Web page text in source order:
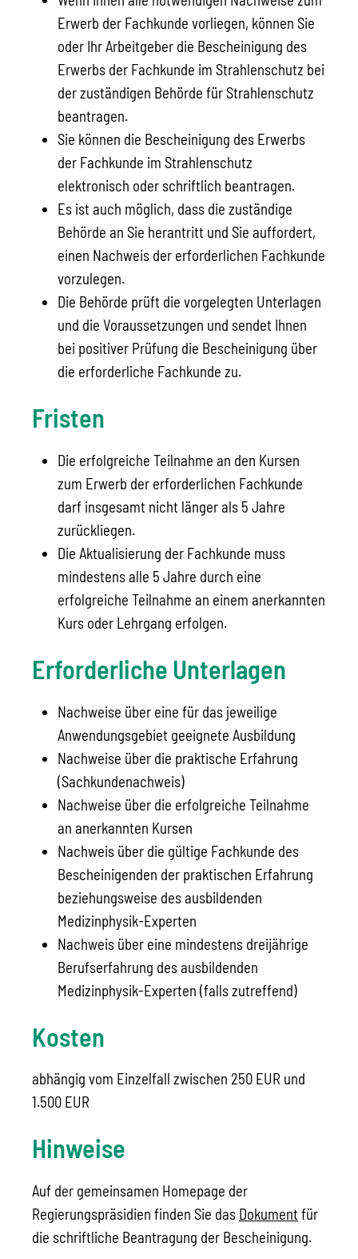
Erwerb der Fachkunde vorliegen, können Sie
oder Ihr Arbeitgeber die Bescheinigung des
Erwerbs der Fachkunde im Strahlenschutz bei
der zuständigen Behörde für Strahlenschutz
beantragen.
Sie können die Bescheinigung des Erwerbs
der Fachkunde im Strahlenschutz
elektronisch oder schriftlich beantragen.
Es ist auch möglich, dass die zuständige
Behörde an Sie herantritt und Sie auffordert,
einen Nachweis der erforderlichen Fachkunde
vorzulegen.
Die Behörde prüft die vorgelegten Unterlagen
und die Voraussetzungen und sendet Ihnen
bei positiver Prüfung die Bescheinigung über
die erforderliche Fachkunde zu.
Fristen
Die erfolgreiche Teilnahme an den Kursen
zum Erwerb der erforderlichen Fachkunde
darf insgesamt nicht länger als 5 Jahre
zurückliegen.
Die Aktualisierung der Fachkunde muss
mindestens alle 5 Jahre durch eine
erfolgreiche Teilnahme an einem anerkannten
Kurs oder Lehrgang erfolgen.
Erforderliche Unterlagen
Nachweise über eine für das jeweilige
Anwendungsgebiet geeignete Ausbildung
Nachweise über die praktische Erfahrung
(Sachkundenachweis)
Nachweise über die erfolgreiche Teilnahme
an anerkannten Kursen
Nachweis über die gültige Fachkunde des
Bescheinigenden der praktischen Erfahrung
beziehungsweise des ausbildenden
Medizinphysik-Experten
Nachweis über eine mindestens dreijährige
Berufserfahrung des ausbildenden
Medizinphysik-Experten (falls zutreffend)
Kosten
abhängig vom Einzelfall zwischen 250 EUR und
1.500 EUR
Hinweise
Auf der gemeinsamen Homepage der
Regierungspräsidien finden Sie das Dokument für
die schriftliche Beantragung der Bescheinigung.